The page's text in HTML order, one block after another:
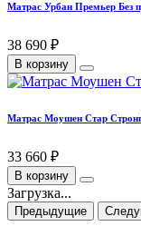
Матрас Урбан Премьер Без
38 690 ₽
В корзину
Матрас Моушен Стар
33 660 ₽
В корзину
Загрузка...
Предыдущие